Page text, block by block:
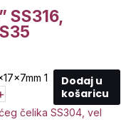
SS316,
1
Dodaj u
košaricu